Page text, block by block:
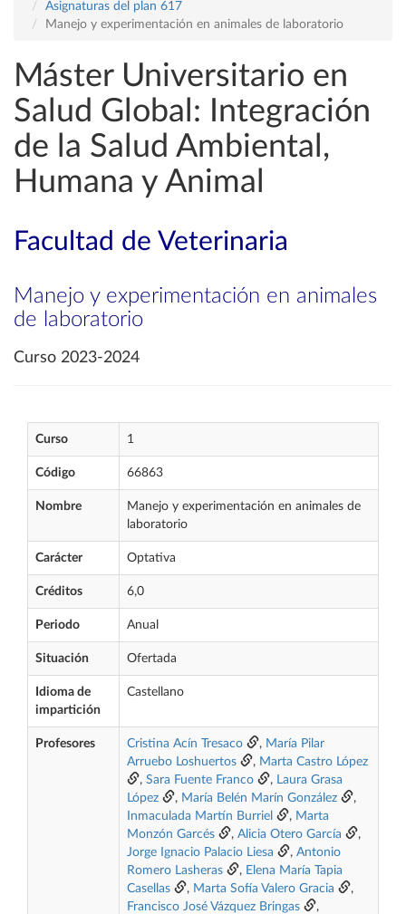
Asignaturas del plan 617
Manejo y experimentación en animales de laboratorio
Máster Universitario en
Salud Global: Integración
de la Salud Ambiental,
Humana y Animal
Facultad de Veterinaria
Manejo y experimentación en animales
de laboratorio
Curso 2023-2024
Curso 1
Código 66863
Nombre
Manejo y experimentación en animales de
laboratorio
Carácter Optativa
Créditos 6,0
Periodo Anual
Situación Ofertada
Idioma de
impartición
Castellano
Profesores Cristina Acín Tresaco , María Pilar
Arruebo Loshuertos
, Marta Castro López
, Sara Fuente Franco , Laura Grasa
López
, María Belén Marín González
,
Inmaculada Martín Burriel
, Marta
Monzón Garcés
, Alicia Otero García
,
Jorge Ignacio Palacio Liesa
, Antonio
Romero Lasheras
, Elena María Tapia
Casellas
, Marta Sofía Valero Gracia
,
Francisco José Vázquez Bringas
,